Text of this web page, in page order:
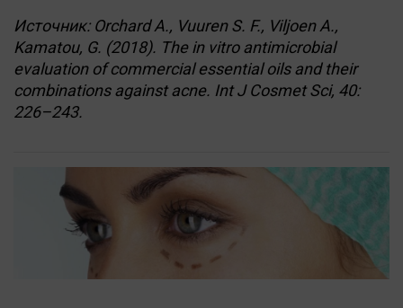
Источник: Orchard A., Vuuren S. F., Viljoen A.,
Kamatou, G. (2018). The in vitro antimicrobial
evaluation of commercial essential oils and their
combinations against acne. Int J Cosmet Sci, 40:
226–243.